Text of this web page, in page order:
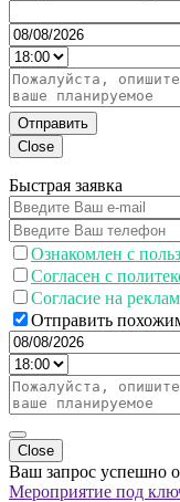
Отправить
Close
Быстрая заявка
Ознакомлен с
Согласен с
Согласие на
Отправить
Close
Ваш запрос успешно
Мероприятие под